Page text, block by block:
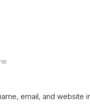
email, and website